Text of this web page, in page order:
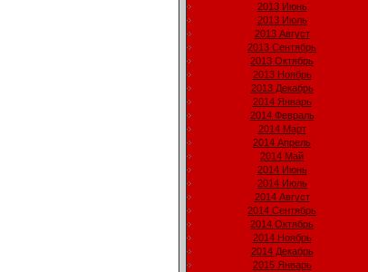
2013 Июнь
2013 Июль
2013 Август
2013 Сентябрь
2013 Октябрь
2013 Ноябрь
2013 Декабрь
2014 Январь
2014 Февраль
2014 Март
2014 Апрель
2014 Май
2014 Июнь
2014 Июль
2014 Август
2014 Сентябрь
2014 Октябрь
2014 Ноябрь
2014 Декабрь
2015 Январь